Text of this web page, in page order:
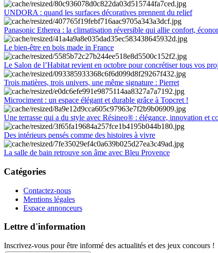
UNDORA : quand les surfaces décoratives prennent du relief
Panasonic Etherea : la climatisation réversible qui allie confort,
Le bien-être en bois made in France
Le Salon de l’Habitat revient en octobre pour concrétiser tous vos
Trois matières, trois univers, une même signature : Pierret
Microciment : un espace élégant et durable grâce à Topcret !
Une terrasse qui a du style avec Résineo® : élégance, innovation et
Des intérieurs pensés comme des histoires à vivre
La salle de bain retrouve son âme avec Bleu Provence
Catégories
Contactez-nous
Mentions légales
Espace annonceurs
Lettre d'information
Inscrivez-vous pour être informé des actualités et des jeux concours !